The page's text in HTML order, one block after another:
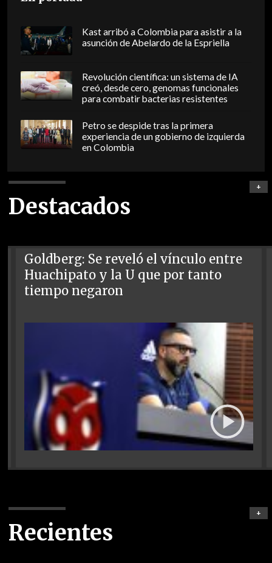
Kast arribó a Colombia para asistir a la
asunción de Abelardo de la Espriella
Revolución científica: un sistema de IA
creó, desde cero, genomas funcionales
para combatir bacterias resistentes
Petro se despide tras la primera
experiencia de un gobierno de izquierda
en Colombia
Destacados
+
Goldberg: Se reveló el vínculo entre
Huachipato y la U que por tanto
tiempo negaron
Recientes
+